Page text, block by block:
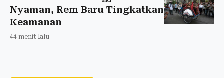
Nyaman, Rem Baru Tingkatkan
Keamanan
44 menit lalu